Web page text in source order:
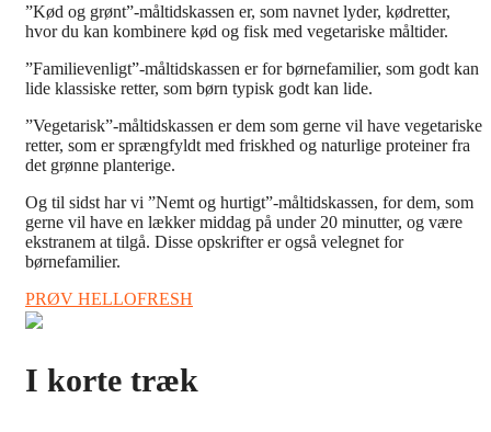
”Kød og grønt”-måltidskassen er, som navnet lyder, kødretter,
hvor du kan kombinere kød og fisk med vegetariske måltider.
”Familievenligt”-måltidskassen er for børnefamilier, som godt kan
lide klassiske retter, som børn typisk godt kan lide.
”Vegetarisk”-måltidskassen er dem som gerne vil have vegetariske
retter, som er sprængfyldt med friskhed og naturlige proteiner fra
det grønne planterige.
Og til sidst har vi ”Nemt og hurtigt”-måltidskassen, for dem, som
gerne vil have en lækker middag på under 20 minutter, og være
ekstranem at tilgå. Disse opskrifter er også velegnet for
børnefamilier.
PRØV HELLOFRESH
I korte træk